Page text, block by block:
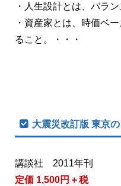
・人生設計とは、バラ
・資産家とは、時価ベ
ること。・・・
大震災改訂版 東京
講談社 2011年刊
定価 1,500円＋税